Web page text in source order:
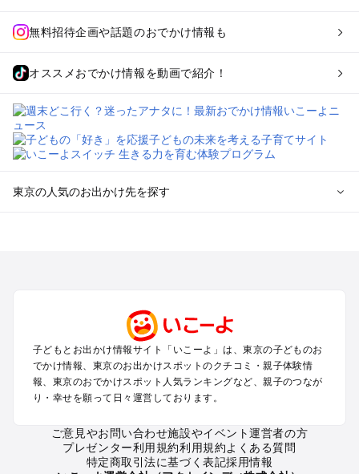
無料招待企画や話題のおでかけ情報も
オススメおでかけ情報を動画で紹介！
東京の人気のお出かけ先を探す
町田・相模原・愛川・上野原のプールお出かけ
渋谷・原宿・恵比寿・中目黒・自由が丘のプールお出かけ
池袋・赤羽・王子・巣鴨・目白・石神井のプールお出かけ
新宿・高田馬場・代々木・千駄ヶ谷のプールお出かけ
銀座・丸の内・日本橋・有楽町・築地・月島のプールお出かけ
小金井・小平・西東京・東村山・東久留米のプールお出かけ
府中・調布・狛江のプールお出かけ
青梅・奥多摩のプールお出かけ
子どもとお出かけ情報サイト「いこーよ」は、東京の子どものお
でかけ情報、東京のお出かけスポットのクチコミ・親子体験情
報、東京のおでかけスポット人気ランキングなど、親子のつなが
り・幸せを願って日々運営しております。
ご意見やお問い合わせ施設やイベント運営者の方
プレゼンター利用規約利用規約よくある質問
特定商取引法に基づく表記採用情報